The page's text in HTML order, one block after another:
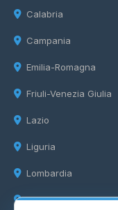
Calabria
Campania
Emilia-Romagna
Friuli-Venezia Giulia
Lazio
Liguria
Lombardia
Marche